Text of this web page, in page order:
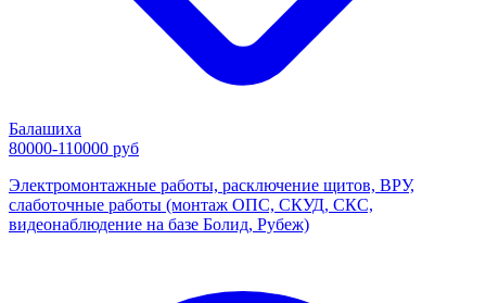
Балашиха
80000-110000 руб
Электромонтажные работы, расключение щитов, ВРУ,
слаботочные работы (монтаж ОПС, СКУД, СКС,
видеонаблюдение на базе Болид, Рубеж)